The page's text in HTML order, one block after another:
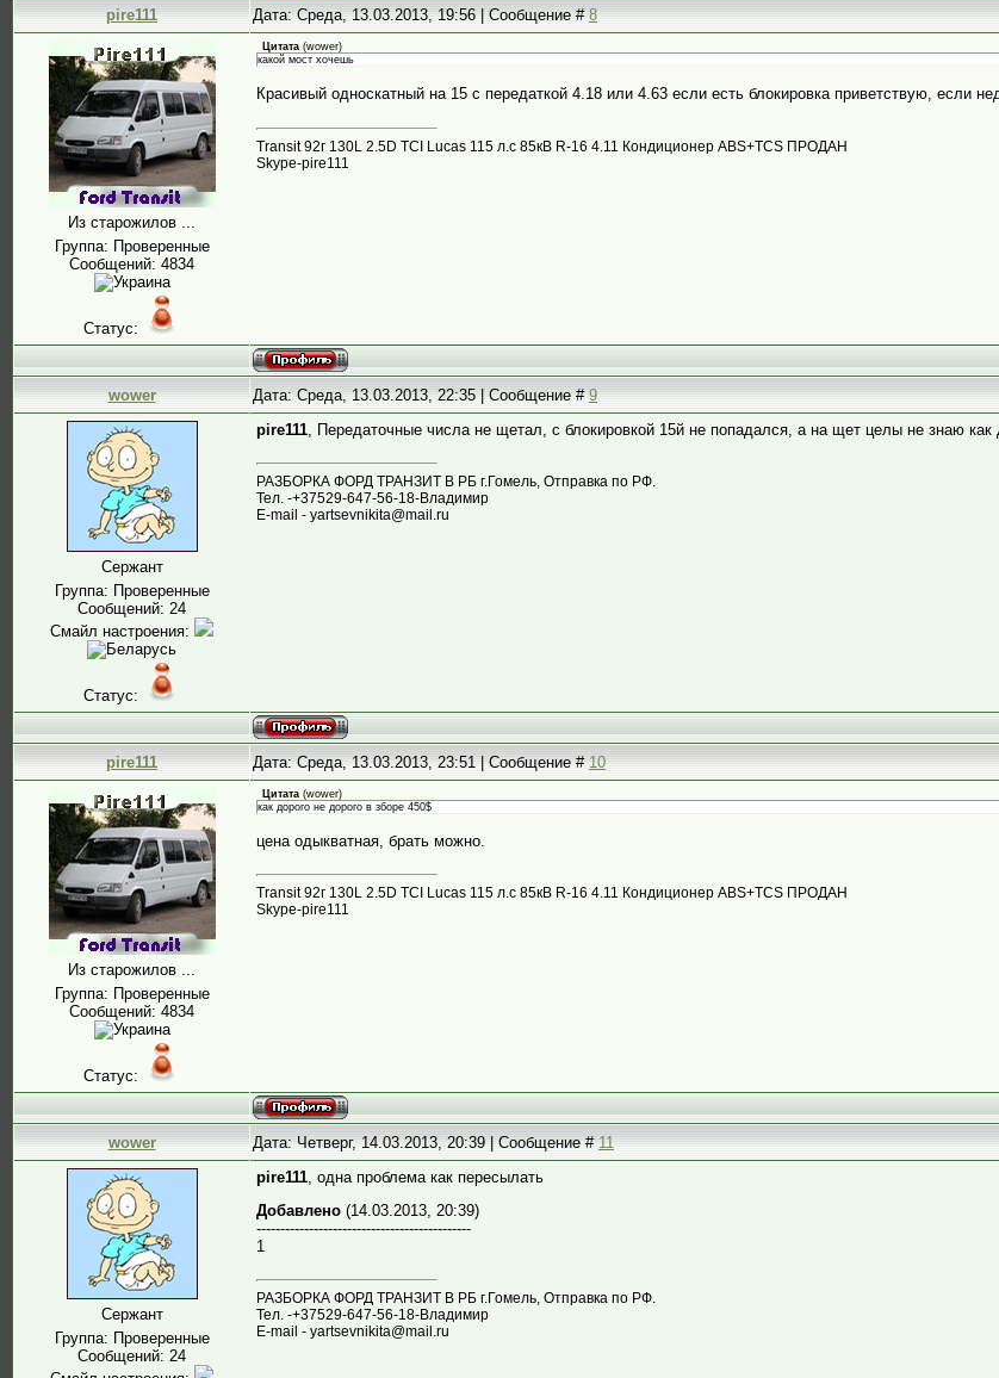
pire111 Дата: Среда, 13.03.2013, 19:56 | Сообщение #8
Из старожилов ...
Группа: Проверенные
Сообщений: 4834
Статус:
Цитата (wower)
какой мост хочешь
Красивый односкатный на 15 с передаткой 4.18 или 4.63 если есть блокировка приветствую, если
Transit 92г 130L 2.5D TCI Lucas 115 л.с 85кВ R-16 4.11 Кондиционер ABS+TCS ПРОДАН
Skype-pire111
wower Дата: Среда, 13.03.2013, 22:35 | Сообщение #9
Сержант
Группа: Проверенные
Сообщений: 24
Смайл настроения:
Статус:
pire111, Передаточные числа не щетал, с блокировкой 15й не попадался, а на щет целы не знаю как
РАЗБОРКА ФОРД ТРАНЗИТ В РБ г.Гомель, Отправка по РФ.
Тел. -+37529-647-56-18-Владимир
E-mail - yartsevnikita@mail.ru
pire111 Дата: Среда, 13.03.2013, 23:51 | Сообщение #10
Из старожилов ...
Группа: Проверенные
Сообщений: 4834
Статус:
Цитата (wower)
как дорого не дорого в зборе 450$
цена одыкватная, брать можно.
Transit 92г 130L 2.5D TCI Lucas 115 л.с 85кВ R-16 4.11 Кондиционер ABS+TCS ПРОДАН
Skype-pire111
wower Дата: Четверг, 14.03.2013, 20:39 | Сообщение #11
Сержант
Группа: Проверенные
Сообщений: 24
pire111, одна проблема как пересылать
Добавлено (14.03.2013, 20:39)
---------------------------------------------
1
РАЗБОРКА ФОРД ТРАНЗИТ В РБ г.Гомель, Отправка по РФ.
Тел. -+37529-647-56-18-Владимир
E-mail - yartsevnikita@mail.ru